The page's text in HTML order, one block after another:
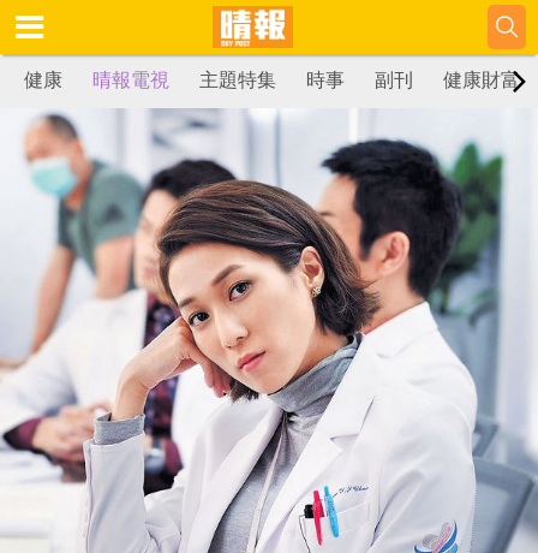
健康 晴報電視 主題特集 時事 副刊 健康財富